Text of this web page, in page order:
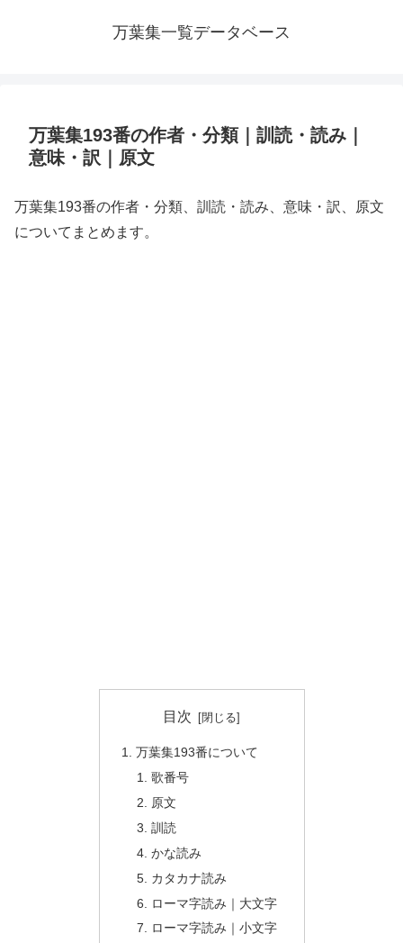
万葉集一覧データベース
万葉集193番の作者・分類｜訓読・読み｜
意味・訳｜原文
万葉集193番の作者・分類、訓読・読み、意味・訳、原文
についてまとめます。
目次
万葉集193番について
歌番号
原文
訓読
かな読み
カタカナ読み
ローマ字読み｜大文字
ローマ字読み｜小文字